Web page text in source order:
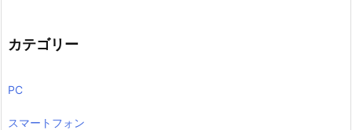
カテゴリー
PC
スマートフォン